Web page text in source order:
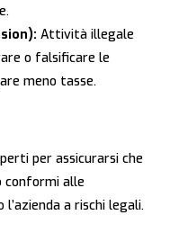
Attività illegale
o falsificare le
meno tasse.
per assicurarsi che
alle
a rischi legali.